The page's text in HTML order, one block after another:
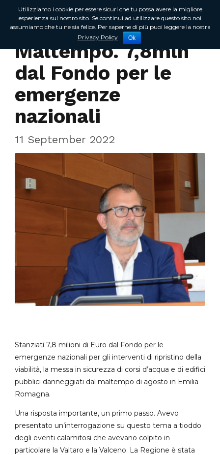
In Regione
Maltempo. 7,8mln
dal Fondo per le
emergenze
nazionali
11 September 2022
Stanziati 7,8 milioni di Euro dal Fondo per le
emergenze nazionali per gli interventi di ripristino della
viabilità, la messa in sicurezza di corsi d’acqua e di edifici
pubblici danneggiati dal maltempo di agosto in Emilia
Romagna.
Una risposta importante, un primo passo. Avevo
presentato un’interrogazione su questo tema a tioddo
degli eventi calamitosi che avevano colpito in
particolare la Valtaro e la Valceno. La Regione è stata
Utilizziamo i cookie per essere sicuri che tu possa avere la migliore
esperienza sul nostro sito. Se continui ad utilizzare questo sito noi
assumiamo che tu ne sia felice. Per saperne di più puoi leggere la nostra
Privacy Policy
Ok